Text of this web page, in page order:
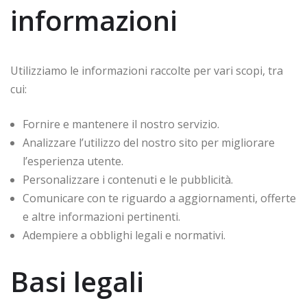
informazioni
Utilizziamo le informazioni raccolte per vari scopi, tra
cui:
Fornire e mantenere il nostro servizio.
Analizzare l’utilizzo del nostro sito per migliorare
l’esperienza utente.
Personalizzare i contenuti e le pubblicità.
Comunicare con te riguardo a aggiornamenti, offerte
e altre informazioni pertinenti.
Adempiere a obblighi legali e normativi.
Basi legali